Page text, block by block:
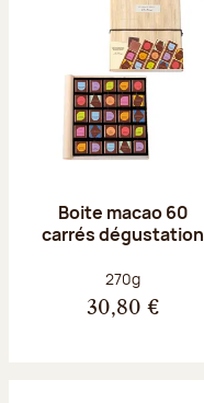
Boite macao 60
carrés dégustation
Poids net :
270g
30,80 €